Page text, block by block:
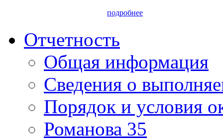
подробнее
Отчетность
Общая информация
Сведения о
Порядок и условия
Романова 35